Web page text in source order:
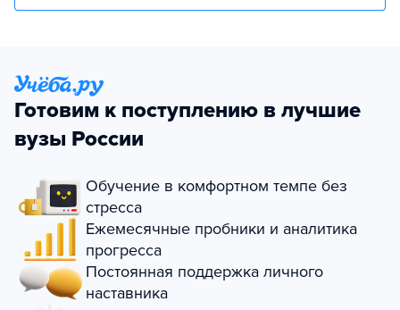
Готовим к поступлению в лучшие
вузы России
Обучение в комфортном темпе без
стресса
Ежемесячные пробники и аналитика
прогресса
Постоянная поддержка личного
наставника